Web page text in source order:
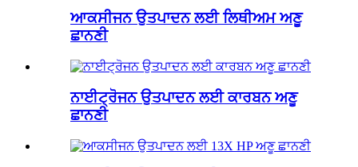
ਆਕਸੀਜਨ ਉਤਪਾਦਨ ਲਈ ਲਿਥੀਅਮ ਅਣੂ
ਛਾਨਣੀ
ਨਾਈਟ੍ਰੋਜਨ ਉਤਪਾਦਨ ਲਈ ਕਾਰਬਨ ਅਣੂ
ਛਾਨਣੀ